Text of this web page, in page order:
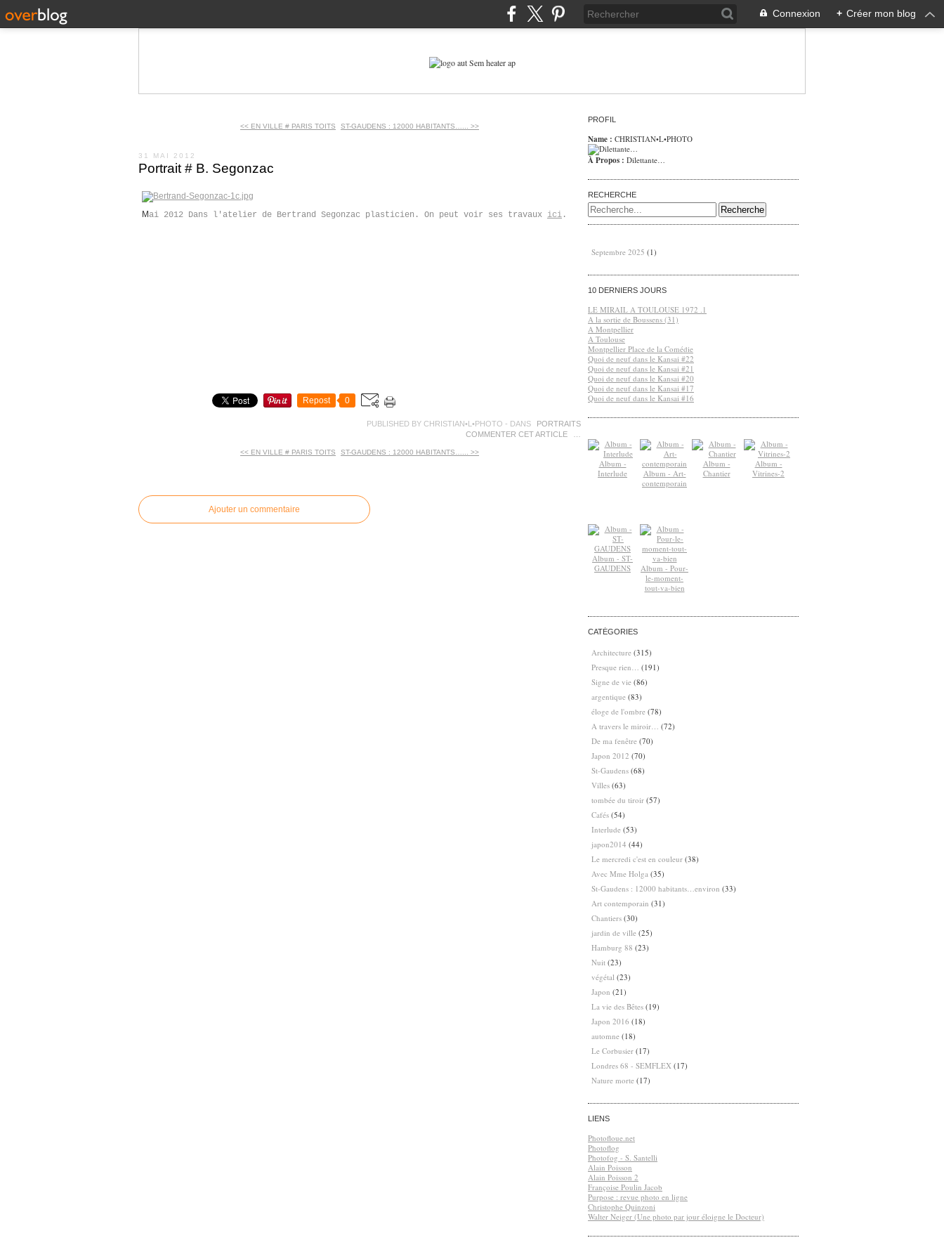
Connexion + Créer mon blog
<< EN VILLE # PARIS TOITS ST-GAUDENS : 12000 HABITANTS…... >>
31 MAI 2012
Portrait # B. Segonzac
Mai 2012 Dans l'atelier de Bertrand Segonzac plasticien. On peut voir ses travaux ici .
Repost 0
PUBLISHED BY CHRISTIAN•L•PHOTO - DANS
PORTRAITS
COMMENTER CET ARTICLE
<< EN VILLE # PARIS TOITS ST-GAUDENS : 12000 HABITANTS…... >>
Ajouter un commentaire
PROFIL
Name : CHRISTIAN•L•PHOTO
À Propos : Dilettante…
RECHERCHE
Septembre 2025 (1)
10 DERNIERS JOURS
LE MIRAIL A TOULOUSE 1972 .1
A la sortie de Boussens (31)
A Montpellier
A Toulouse
Montpellier Place de la Comédie
Quoi de neuf dans le Kansai #22
Quoi de neuf dans le Kansai #21
Quoi de neuf dans le Kansai #20
Quoi de neuf dans le Kansai #17
Quoi de neuf dans le Kansai #16
Album -
Interlude
Album - Art-
contemporain
Album -
Chantier
Album -
Vitrines-2
Album - ST-
GAUDENS
Album - Pour-
le-moment-
tout-va-bien
CATÉGORIES
Architecture (315)
Presque rien…
(191)
Signe de vie (86)
argentique (83)
éloge de l'ombre (78)
A travers le miroir…
(72)
De ma fenêtre (70)
Japon 2012 (70)
St-Gaudens (68)
Villes (63)
tombée du tiroir (57)
Cafés (54)
Interlude (53)
japon2014 (44)
Le mercredi c'est en couleur (38)
Avec Mme Holga (35)
St-Gaudens : 12000 habitants…environ (33)
Art contemporain (31)
Chantiers (30)
jardin de ville (25)
Hamburg 88 (23)
Nuit (23)
végétal (23)
Japon (21)
La vie des Bêtes (19)
Japon 2016 (18)
automne (18)
Le Corbusier (17)
Londres 68 - SEMFLEX (17)
Nature morte (17)
LIENS
Photofloue.net
Photoflog
Photofog - S. Santelli
Alain Poisson
Alain Poisson 2
Françoise Poulin Jacob
Purpose : revue photo en ligne
Christophe Quinzoni
Walter Neiger (Une photo par jour éloigne le Docteur)